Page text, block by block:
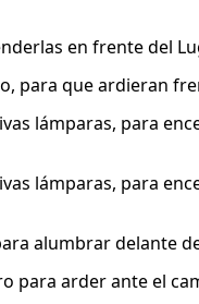
en frente del
para que ardieran
lámparas, para
lámparas, para
alumbrar delante
para arder ante el